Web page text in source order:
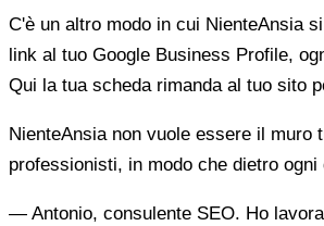
C'è un altro modo in cui NienteAnsia
link al tuo Google Business Profile,
Qui la tua scheda rimanda al tuo sito
NienteAnsia non vuole essere il
professionisti, in modo che dietro
— Antonio, consulente SEO. Ho